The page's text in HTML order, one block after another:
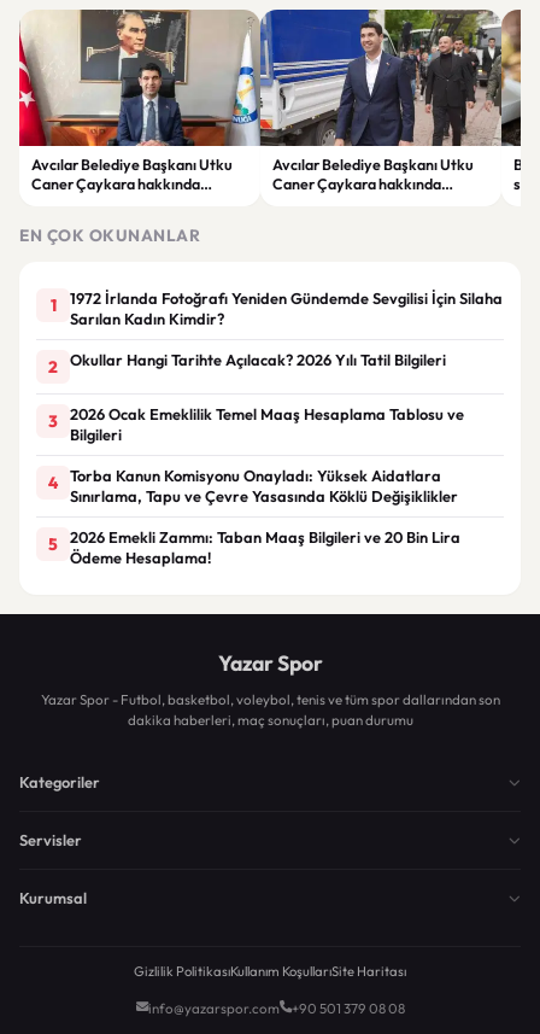
Avcılar Belediye Başkanı Utku
Caner Çaykara hakkında
Avcılar Belediye Başkanı Utku
Caner Çaykara hakkında
EN ÇOK OKUNANLAR
1
1972 İrlanda Fotoğrafı Yeniden Gündemde Sevgilisi İçin Silaha
Sarılan Kadın Kimdir?
2 Okullar Hangi Tarihte Açılacak? 2026 Yılı Tatil Bilgileri
3
2026 Ocak Emeklilik Temel Maaş Hesaplama Tablosu ve
Bilgileri
4
Torba Kanun Komisyonu Onayladı: Yüksek Aidatlara
Sınırlama, Tapu ve Çevre Yasasında Köklü Değişiklikler
5
2026 Emekli Zammı: Taban Maaş Bilgileri ve 20 Bin Lira
Ödeme Hesaplama!
Yazar Spor
Yazar Spor - Futbol, basketbol, voleybol, tenis ve tüm spor dallarından son
dakika haberleri, maç sonuçları, puan durumu
Kategoriler
Servisler
Kurumsal
Gizlilik PolitikasıKullanım KoşullarıSite Haritası
info@yazarspor.com +90 501 379 08 08